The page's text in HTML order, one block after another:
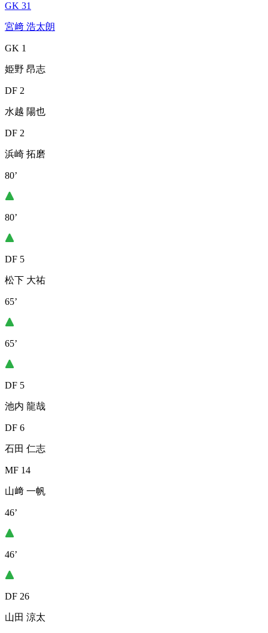
GK 31
宮﨑 浩太朗
GK 1
姫野 昂志
DF 2
水越 陽也
DF 2
浜崎 拓磨
80’
80’
DF 5
松下 大祐
65’
65’
DF 5
池内 龍哉
DF 6
石田 仁志
MF 14
山﨑 一帆
46’
46’
DF 26
山田 涼太